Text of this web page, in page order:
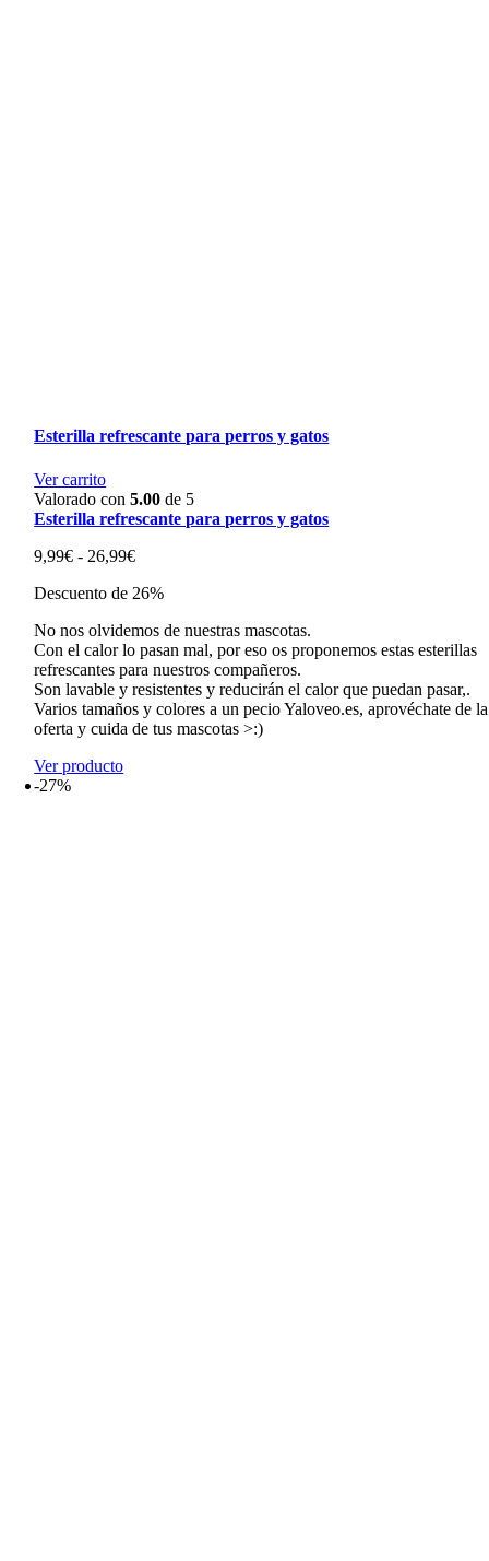
Esterilla refrescante para perros y gatos
Ver carrito
Valorado con5.00 de 5
Esterilla refrescante para perros y gatos
9,99€ - 26,99€Rango
precios:
9,99€
hasta
26,99€
Descuento de 26%
No nos olvidemos de nuestras mascotas.
Con el calor lo pasan mal, por eso os proponemos estas esterillas
refrescantes para nuestros compañeros.
Son lavable y resistentes y reducirán el calor que puedan pasar,.
Varios tamaños y colores a un pecio Yaloveo.es, aprovéchate de la
oferta y cuida de tus mascotas >:)
Ver producto
-27%